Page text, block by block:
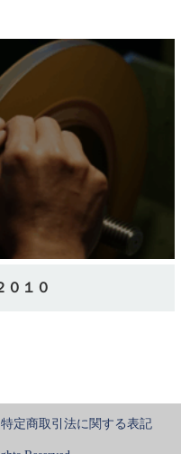
０１０
特定商取引法に関する表記